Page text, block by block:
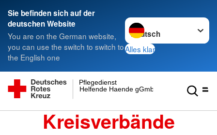
Sie befinden sich auf der
deutschen Website
You are on the German website,
you can use the switch to switch to
the English one
Sprache wechseln zu
Alles klar
Helfende Haende gGmbH
Pflegedienst
Kreisverbände